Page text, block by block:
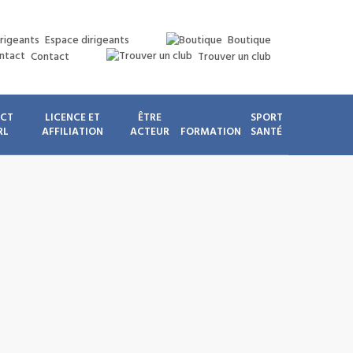
Espace dirigeants
Boutique
Contact
Trouver un club
LICENCE ET
AFFILIATION
ÊTRE
ACTEUR
FORMATION
SPORT
SANTÉ